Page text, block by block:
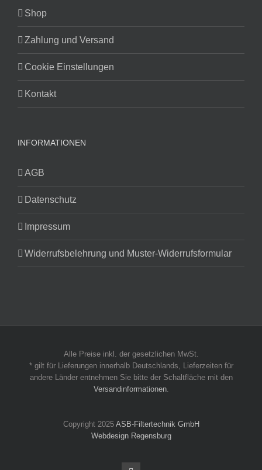
Shop
Zahlung und Versand
Cookie Einstellungen
Kontakt
INFORMATIONEN
AGB
Datenschutz
Impressum
Widerrufsbelehrung und Muster-Widerrufsformular
Alle Preise inkl. der gesetzlichen MwSt.
* gilt für Lieferungen innerhalb Deutschlands, Lieferzeiten für
andere Länder entnehmen Sie bitte der Schaltfläche mit den
Versandinformationen.
Copyright 2025 ASB-Filtertechnik GmbH
Webdesign Regensburg